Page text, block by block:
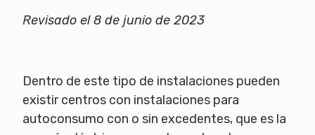
Revisado el 8 de junio de 2023
Dentro de este tipo de instalaciones pueden
existir centros con instalaciones para
autoconsumo con o sin excedentes, que es la